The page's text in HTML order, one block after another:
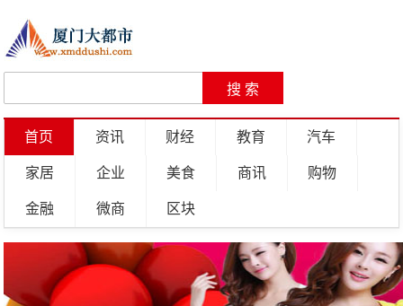
首页 资讯 财经 教育 汽车
家居 企业 美食 商讯 购物
金融 微商 区块